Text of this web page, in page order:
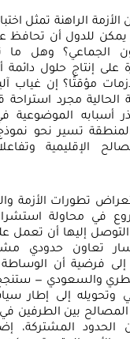
الراهنة تمثل
يمكن للدول أن تحافظ
الجماعي؟ وهل ما
على إنتاج حلول دائمة
مؤقتًا؟ إن غياب
الحالية مجرد
أسبابه
تسير نحو نموذج
الإقليمية
تطورات الأزمة
في محاولة
التوصل إليها أن تعمل
تعاون حدودي
إلى فرضية أن الوساطة
والسعودي —
وتحويله إلى إطار
المصالح بين
الحدود المشتركة،